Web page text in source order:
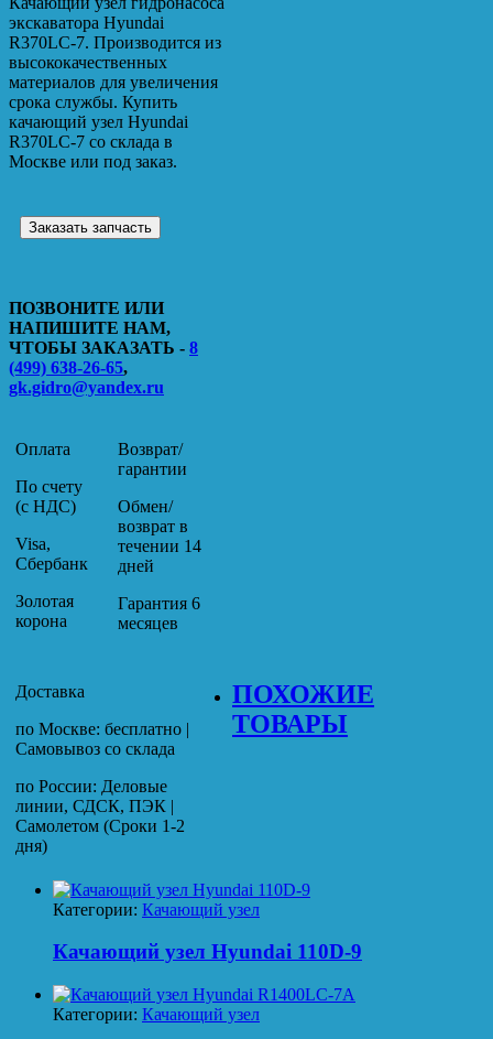
экскаватора Hyundai
R370LC-7. Производится из
высококачественных
материалов для увеличения
срока службы. Купить
качающий узел Hyundai
R370LC-7 со склада в
Москве или под заказ.
Заказать запчасть
ПОЗВОНИТЕ ИЛИ
НАПИШИТЕ НАМ,
ЧТОБЫ ЗАКАЗАТЬ - 8
(499) 638-26-65,
gk.gidro@yandex.ru
Оплата
По счету
(с НДС)
Visa,
Сбербанк
Золотая
корона
Возврат/
гарантии
Обмен/
возврат в
течении 14
дней
Гарантия 6
месяцев
Доставка
по Москве: бесплатно |
Самовывоз со склада
по России: Деловые
линии, СДСК, ПЭК |
Самолетом (Сроки 1-2
дня)
ПОХОЖИЕ
ТОВАРЫ
Категории: Качающий узел
Качающий узел Hyundai 110D-9
Категории: Качающий узел